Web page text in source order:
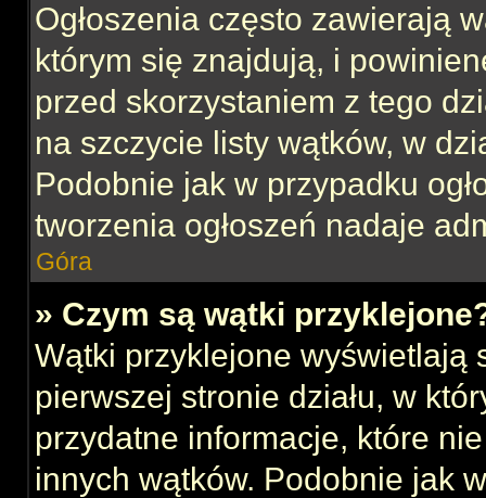
Ogłoszenia często zawierają
którym się znajdują, i
przed skorzystaniem z tego
na szczycie listy wątków, w
Podobnie jak w przypadku
tworzenia ogłoszeń nadaje
Góra
» Czym są wątki
Wątki przyklejone wyświetlają
pierwszej stronie działu, w
przydatne informacje, które
innych wątków. Podobnie jak